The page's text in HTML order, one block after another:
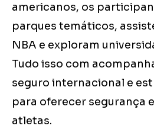
americanos, os
parques temáticos,
NBA e exploram
Tudo isso com
seguro internacional e
para oferecer segurança
atletas.